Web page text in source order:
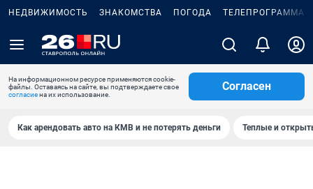
НЕДВИЖИМОСТЬ ЗНАКОМСТВА ПОГОДА ТЕЛЕПРОГРАММА
На информационном ресурсе применяются cookie-
файлы. Оставаясь на сайте, вы подтверждаете свое
согласиена их использование.
Согласен
Как арендовать авто на КМВ и не потерять деньги Теплые и